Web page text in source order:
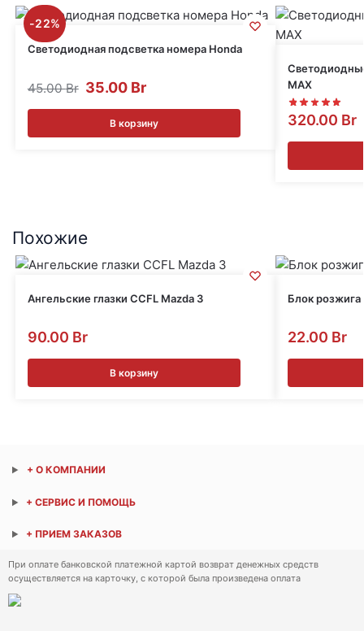
-22%
Светодиодная подсветка номера Honda
45.00Br 35.00 Br
В корзину
MAX
320.00 Br
Похожие
Ангельские глазки CCFL Mazda 3
90.00 Br
В корзину
Блок
22.00 Br
+ О КОМПАНИИ
+ СЕРВИС И ПОМОЩЬ
+ ПРИЕМ ЗАКАЗОВ
При оплате банковской платежной картой возврат денежных средств
осуществляется на карточку, с которой была произведена оплата